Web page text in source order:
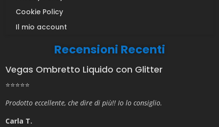
Cookie Policy
Il mio account
Recensioni Recenti
Vegas Ombretto Liquido con Glitter
⭐⭐⭐⭐⭐
Prodotto eccellente, che dire di più!! Io lo consiglio.
Carla T.